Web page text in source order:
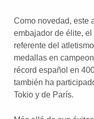
Como novedad, este
embajador de élite,
referente del
medallas en
récord español en
también ha
Tokio y de París.